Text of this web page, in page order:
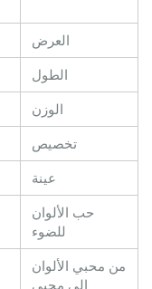
العرض
الطول
الوزن
تخصيص
عينة
حب الألوان
للضوء
من محبي الألوان
إلى محبي